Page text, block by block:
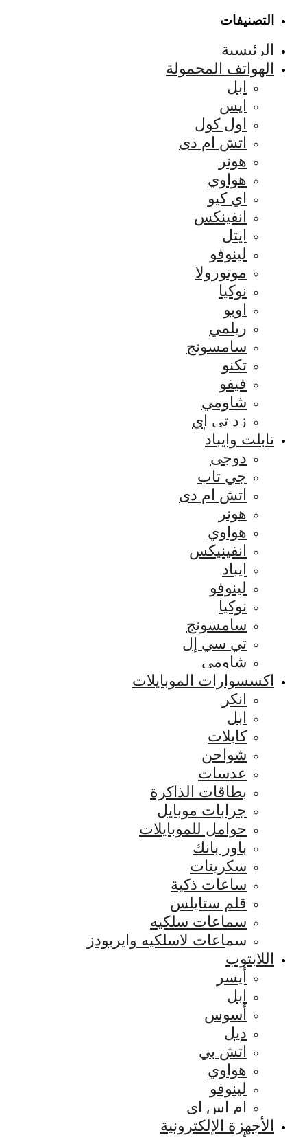
التصنيفات
الرئيسية
الهواتف المحمولة
ابل
ايس
اول كول
اتش ام دى
هونر
هواوي
اي كيو
انفينكس
ايتل
لينوفو
موتورولا
نوكيا
اوبو
ريلمي
سامسونج
تكنو
فيفو
شاومي
زد تي إي
تابلت وايباد
دوجى
جي تاب
اتش ام دى
هونر
هواوي
انفينيكس
ايباد
لينوفو
نوكيا
سامسونج
تي سي إل
شاومي
اكسسوارات الموبايلات
انكر
ابل
كابلات
شواحن
عدسات
بطاقات الذاكرة
جرابات موبايل
حوامل للموبايلات
باور بانك
سكرينات
ساعات ذكية
قلم ستايلس
سماعات سلكيه
سماعات لاسلكيه وايربودز
اللابتوب
أيسر
ابل
أسوس
ديل
اتش بي
هواوي
لينوفو
ام اس اي
الأجهزة الإلكترونية